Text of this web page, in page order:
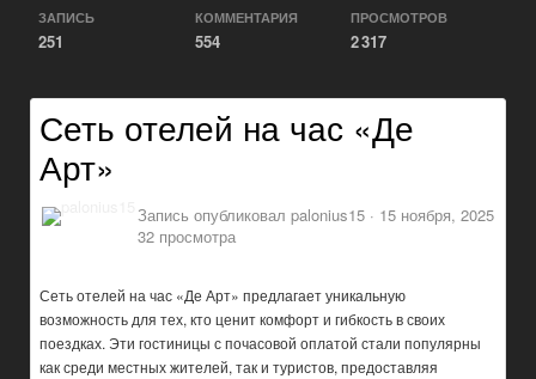
ЗАПИСЬ
251
КОММЕНТАРИЯ
554
ПРОСМОТРОВ
2 317
Сеть отелей на час «Де
Арт»
Запись опубликовал palonius15 · 15 ноября, 2025
32 просмотра
Сеть отелей на час «Де Арт» предлагает уникальную
возможность для тех, кто ценит комфорт и гибкость в своих
поездках. Эти гостиницы с почасовой оплатой стали популярны
как среди местных жителей, так и туристов, предоставляя